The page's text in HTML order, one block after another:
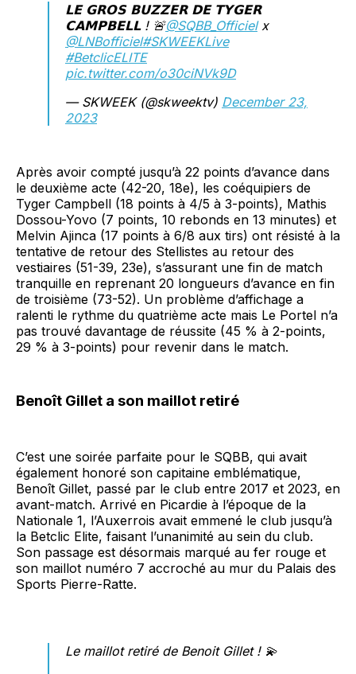
𝗟𝗘 𝗚𝗥𝗢𝗦 𝗕𝗨𝗭𝗭𝗘𝗥 𝗗𝗘 𝗧𝗬𝗚𝗘𝗥
𝗖𝗔𝗠𝗣𝗕𝗘𝗟𝗟 ! 🚨@SQBB_Officielx
@LNBofficiel#SKWEEKLive
#BetclicELITE
pic.twitter.com/o30ciNVk9D
— SKWEEK (@skweektv) December 23,
2023
Après avoir compté jusqu’à 22 points d’avance dans
le deuxième acte (42-20, 18e), les coéquipiers de
Tyger Campbell (18 points à 4/5 à 3-points), Mathis
Dossou-Yovo (7 points, 10 rebonds en 13 minutes) et
Melvin Ajinca (17 points à 6/8 aux tirs) ont résisté à la
tentative de retour des Stellistes au retour des
vestiaires (51-39, 23e), s’assurant une fin de match
tranquille en reprenant 20 longueurs d’avance en fin
de troisième (73-52). Un problème d’affichage a
ralenti le rythme du quatrième acte mais Le Portel n’a
pas trouvé davantage de réussite (45 % à 2-points,
29 % à 3-points) pour revenir dans le match.
Benoît Gillet a son maillot retiré
C’est une soirée parfaite pour le SQBB, qui avait
également honoré son capitaine emblématique,
Benoît Gillet, passé par le club entre 2017 et 2023, en
avant-match. Arrivé en Picardie à l’époque de la
Nationale 1, l’Auxerrois avait emmené le club jusqu’à
la Betclic Elite, faisant l’unanimité au sein du club.
Son passage est désormais marqué au fer rouge et
son maillot numéro 7 accroché au mur du Palais des
Sports Pierre-Ratte.
Le maillot retiré de Benoit Gillet ! 💫